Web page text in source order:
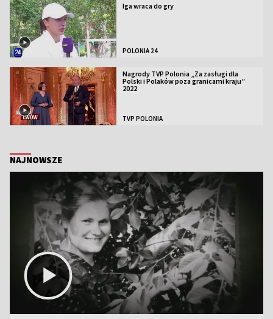
Iga wraca do gry
POLONIA 24
Nagrody TVP Polonia „Za zasługi dla
Polski i Polaków poza granicami kraju”
2022
TVP POLONIA
NAJNOWSZE